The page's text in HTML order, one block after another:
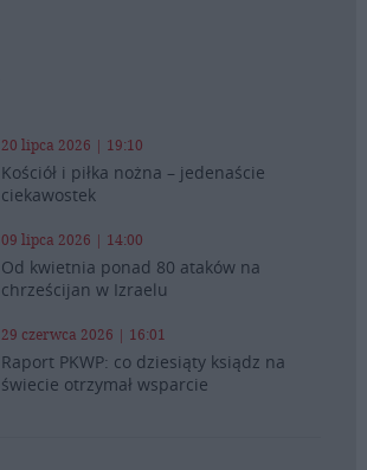
20 lipca 2026 | 19:10
Kościół i piłka nożna – jedenaście
ciekawostek
09 lipca 2026 | 14:00
Od kwietnia ponad 80 ataków na
chrześcijan w Izraelu
29 czerwca 2026 | 16:01
Raport PKWP: co dziesiąty ksiądz na
świecie otrzymał wsparcie